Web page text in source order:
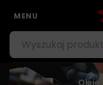
MENU
Oleje